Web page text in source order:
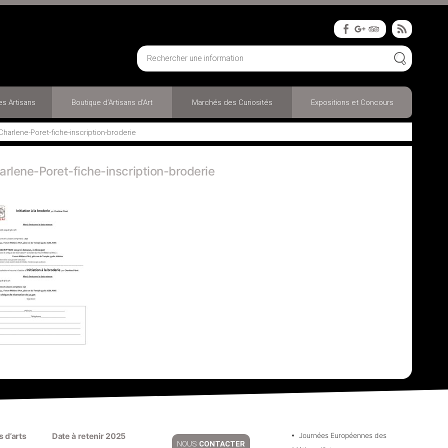
Artisans Boutique d’Artisans d’Art Marchés des Curiosités Expositions et Concours
Poret-fiche-inscription-broderie
Poret-fiche-inscription-broderie
d’arts Date à retenir 2025
NOUS CONTACTER
Journées Européennes des